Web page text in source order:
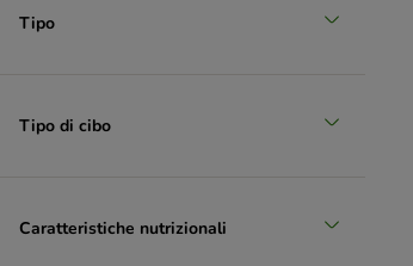
Tipo
Tipo di cibo
Caratteristiche nutrizionali